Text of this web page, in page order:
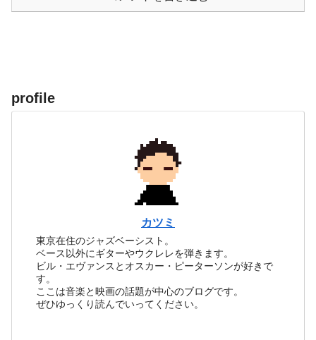
profile
カツミ
東京在住のジャズベーシスト。
ベース以外にギターやウクレレを弾きます。
ビル・エヴァンスとオスカー・ピーターソンが好きで
す。
ここは音楽と映画の話題が中心のブログです。
ぜひゆっくり読んでいってください。